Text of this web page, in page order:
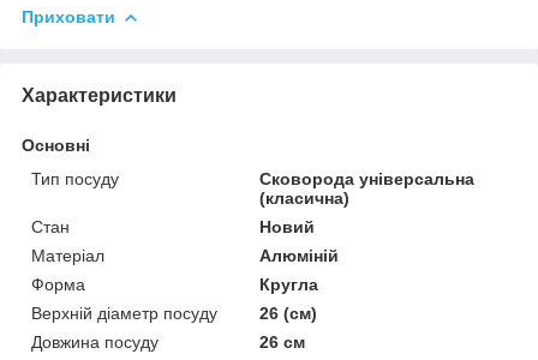
Приховати
Характеристики
Основні
Тип посуду
Сковорода універсальна
(класична)
Стан
Новий
Матеріал
Алюміній
Форма
Кругла
Верхній діаметр посуду
26 (см)
Довжина посуду
26 см